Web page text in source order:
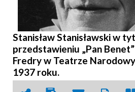
Stanisław Stanisławski w
przedstawieniu „Pan
Fredry w Teatrze
1937 roku.